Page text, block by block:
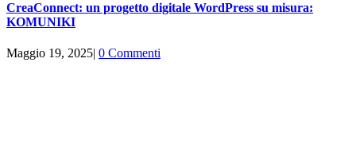
CreaConnect: un progetto digitale WordPress su misura:
KOMUNIKI
Maggio 19, 2025| 0 Commenti